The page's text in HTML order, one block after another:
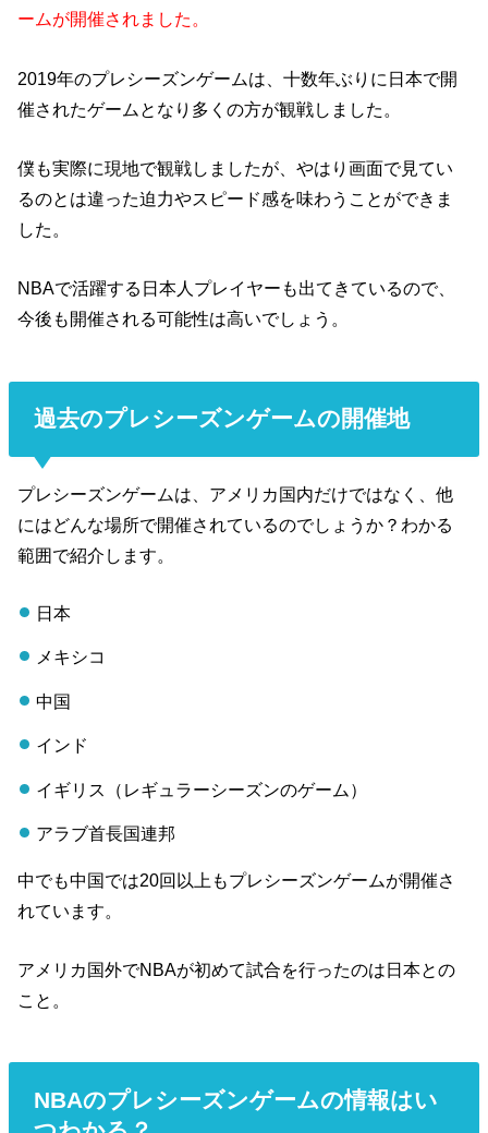
ームが開催されました。
2019年のプレシーズンゲームは、十数年ぶりに日本で開
催されたゲームとなり多くの方が観戦しました。
僕も実際に現地で観戦しましたが、やはり画面で見てい
るのとは違った迫力やスピード感を味わうことができま
した。
NBAで活躍する日本人プレイヤーも出てきているので、
今後も開催される可能性は高いでしょう。
過去のプレシーズンゲームの開催地
プレシーズンゲームは、アメリカ国内だけではなく、他
にはどんな場所で開催されているのでしょうか？わかる
範囲で紹介します。
日本
メキシコ
中国
インド
イギリス（レギュラーシーズンのゲーム）
アラブ首長国連邦
中でも中国では20回以上もプレシーズンゲームが開催さ
れています。
アメリカ国外でNBAが初めて試合を行ったのは日本との
こと。
NBAのプレシーズンゲームの情報はい